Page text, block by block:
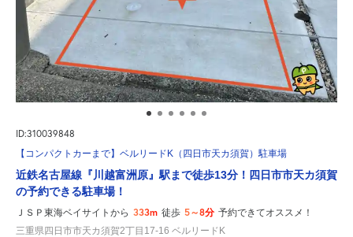
ID:310039848
【コンパクトカーまで】ベルリードK（四日市天カ須賀）駐車場
近鉄名古屋線『川越富洲原』駅まで徒歩13分！四日市市天カ須賀
の予約できる駐車場！
ＪＳＰ東海ベイサイトから 333m 徒歩 5～8分 予約できてオススメ！
三重県四日市市天カ須賀2丁目17-16 ベルリードK